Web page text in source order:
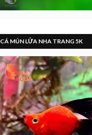
CÁ MÚN LỬA NHA TRANG 5K